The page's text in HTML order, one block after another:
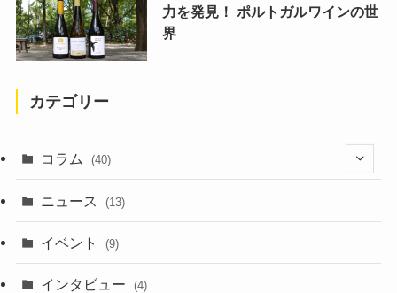
力を発見！ ポルトガルワインの世
界
カテゴリー
コラム (40)
(1)
(6)
ニュース (13)
イベント (9)
インタビュー (4)